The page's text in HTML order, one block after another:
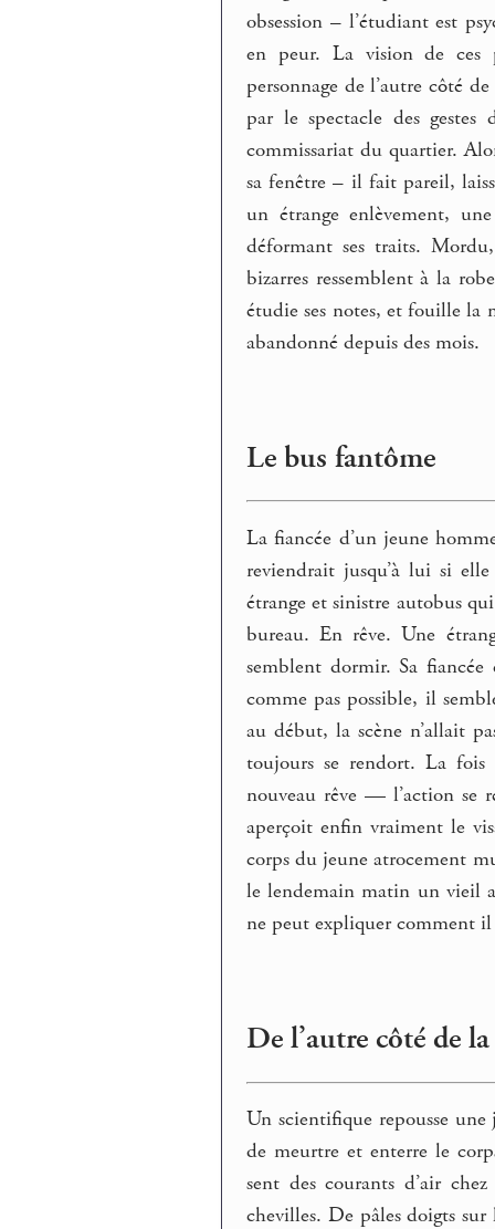
obsession – l’étudiant est
en peur. La vision de ces
personnage de l’autre côté
par le spectacle des
commissariat du quartier.
sa fenêtre – il fait pareil,
un étrange enlèvement,
déformant ses traits.
bizarres ressemblent à la
étudie ses notes, et fouille la
abandonné depuis des mois.
Le bus fantôme
La fiancée d’un jeune
reviendrait jusqu’à lui si
étrange et sinistre autobus
bureau. En rêve. Une
semblent dormir. Sa
comme pas possible, il
au début, la scène n’allait
toujours se rendort. La
nouveau rêve — l’action se
aperçoit enfin vraiment le
corps du jeune atrocement
le lendemain matin un vieil
ne peut expliquer comment
De l’autre côté de
Un scientifique repousse
de meurtre et enterre le
sent des courants d’air
chevilles. De pâles doigts